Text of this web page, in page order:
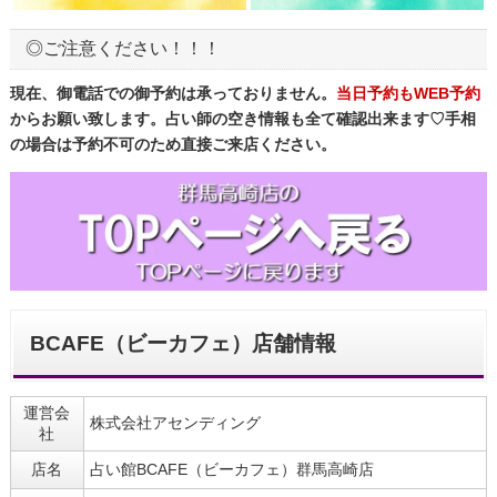
◎ご注意ください！！！
現在、御電話での御予約は承っておりません。 当日予約もWEB予約
からお願い致します。占い師の空き情報も全て確認出来ます♡手相
の場合は予約不可のため直接ご来店ください。
BCAFE（ビーカフェ）店舗情報
運営会
社
株式会社アセンディング
店名 占い館BCAFE（ビーカフェ）群馬高崎店